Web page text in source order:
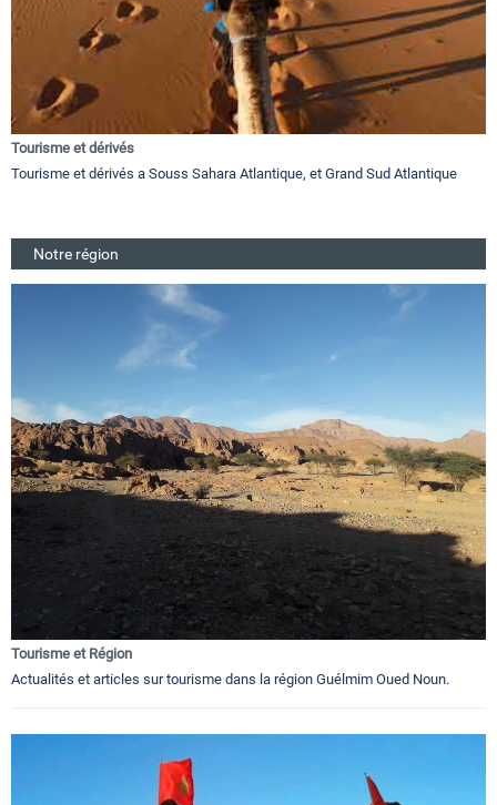
Tourisme et dérivés
Tourisme et dérivés a Souss Sahara Atlantique, et Grand Sud Atlantique
Notre région
Tourisme et Région
Actualités et articles sur tourisme dans la région Guélmim Oued Noun.